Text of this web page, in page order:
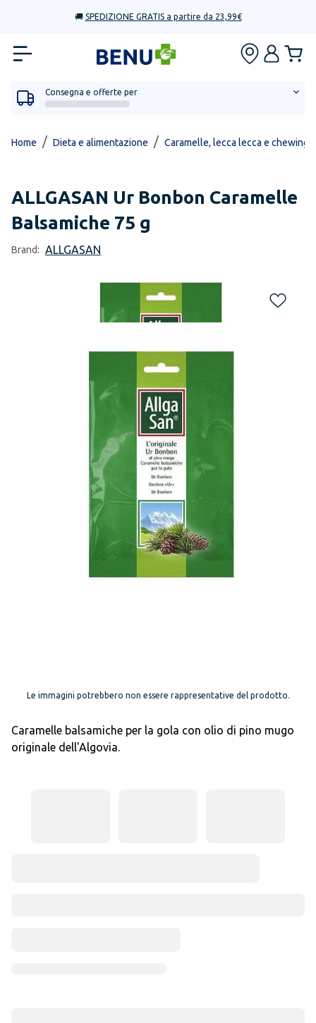
🚚 SPEDIZIONE GRATIS a partire da 23,99€
Consegna e offerte per
Home / Dieta e alimentazione / Caramelle, lecca lecca e chewing
ALLGASAN Ur Bonbon Caramelle
Balsamiche 75 g
Brand: ALLGASAN
Le immagini potrebbero non essere rappresentative del prodotto.
Caramelle balsamiche per la gola con olio di pino mugo
originale dell'Algovia.